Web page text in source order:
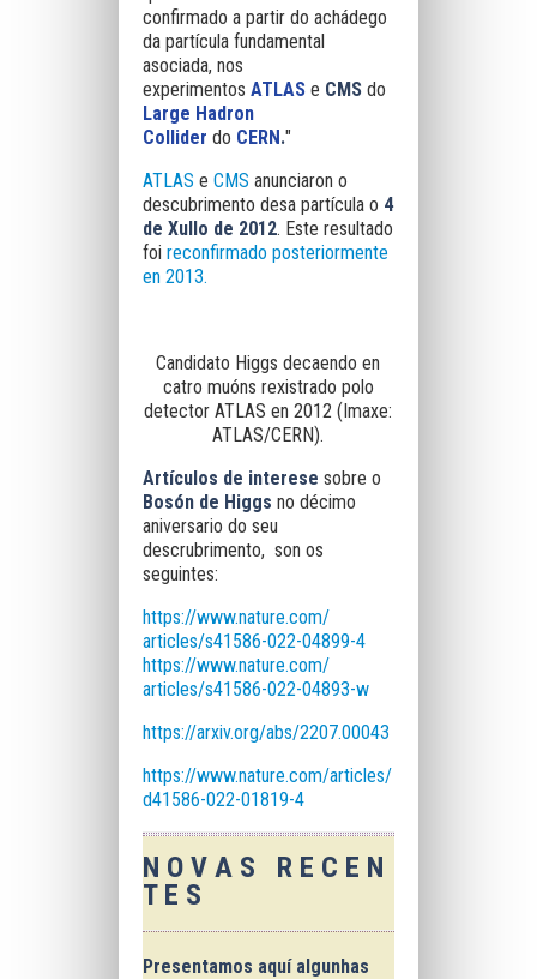
confirmado a partir do achádego
da partícula fundamental
asociada, nos
experimentos ATLAS e CMS do
Large Hadron
Collider do CERN."
ATLAS e CMS anunciaron o
descubrimento desa partícula o 4
de Xullo de 2012. Este resultado
foi reconfirmado posteriormente
en 2013.
Candidato Higgs decaendo en
catro muóns rexistrado polo
detector ATLAS en 2012 (Imaxe:
ATLAS/CERN).
Artículos de interese sobre o
Bosón de Higgs no décimo
aniversario do seu
descrubrimento, son os
seguintes:
https://www.nature.com/
articles/s41586-022-04899-4
https://www.nature.com/
articles/s41586-022-04893-w
https://arxiv.org/abs/2207.00043
https://www.nature.com/articles/
d41586-022-01819-4
N O V A S R E C E N
T E S
Presentamos aquí algunhas